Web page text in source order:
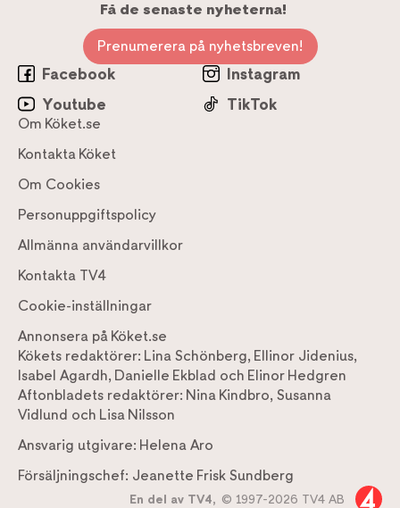
Få de senaste nyheterna!
Prenumerera på nyhetsbreven!
Facebook
Instagram
Youtube
TikTok
Om Köket.se
Kontakta Köket
Om Cookies
Personuppgiftspolicy
Allmänna användarvillkor
Kontakta TV4
Cookie-inställningar
Annonsera på Köket.se
Kökets redaktörer: Lina Schönberg, Ellinor Jidenius,
Isabel Agardh, Danielle Ekblad och Elinor Hedgren
Aftonbladets redaktörer: Nina Kindbro, Susanna
Vidlund och Lisa Nilsson
Ansvarig utgivare: Helena Aro
Försäljningschef: Jeanette Frisk Sundberg
En del av TV4, © 1997-2026 TV4 AB